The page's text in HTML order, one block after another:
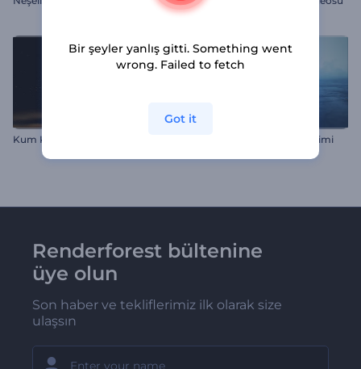
Kum Kasırgası Giriş Buz Patlaması Logo Gösterimi
Renderforest bültenine
üye olun
Son haber ve tekliflerimiz ilk olarak size
ulaşsın
Bir şeyler yanlış gitti. Something went
wrong. Failed to fetch
Got it